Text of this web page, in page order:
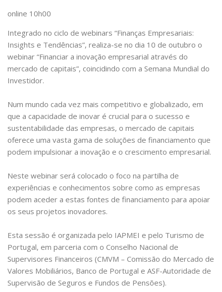
online 10h00
Integrado no ciclo de webinars “Finanças Empresariais:
Insights e Tendências”, realiza-se no dia 10 de outubro o
webinar “Financiar a inovação empresarial através do
mercado de capitais”, coincidindo com a Semana Mundial do
Investidor.
Num mundo cada vez mais competitivo e globalizado, em
que a capacidade de inovar é crucial para o sucesso e
sustentabilidade das empresas, o mercado de capitais
oferece uma vasta gama de soluções de financiamento que
podem impulsionar a inovação e o crescimento empresarial.
Neste webinar será colocado o foco na partilha de
experiências e conhecimentos sobre como as empresas
podem aceder a estas fontes de financiamento para apoiar
os seus projetos inovadores.
Esta sessão é organizada pelo IAPMEI e pelo Turismo de
Portugal, em parceria com o Conselho Nacional de
Supervisores Financeiros (CMVM – Comissão do Mercado de
Valores Mobiliários, Banco de Portugal e ASF-Autoridade de
Supervisão de Seguros e Fundos de Pensões).